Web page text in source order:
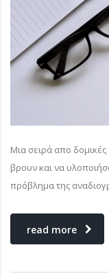
Μια σειρά απο
βρουν και να
πρόβλημα της
read more